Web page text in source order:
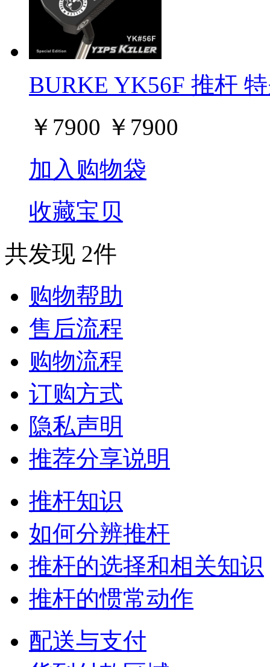
BURKE YK56F 推杆
￥ 7900 ￥ 7900
加入购物袋
收藏宝贝
共发现 2件
购物帮助
售后流程
购物流程
订购方式
隐私声明
推荐分享说明
推杆知识
如何分辨推杆
推杆的选择和相关知识
推杆的惯常动作
配送与支付